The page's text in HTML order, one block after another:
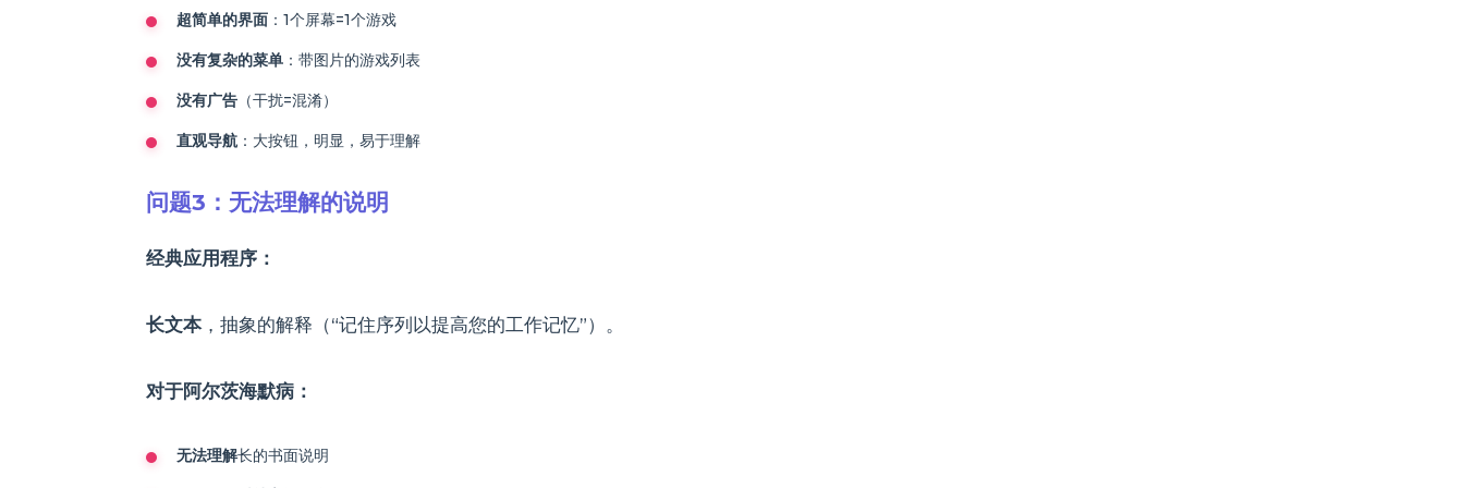
超简单的界面 ：1个屏幕=1个游戏
没有复杂的菜单 ：带图片的游戏列表
没有广告 （干扰=混淆）
直观导航 ：大按钮，明显，易于理解
问题3：无法理解的说明
经典应用程序：
长文本，抽象的解释（“记住序列以提高您的工作记忆”）。
对于阿尔茨海默病：
无法理解长的书面说明